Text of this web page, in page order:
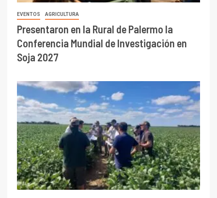
EVENTOS AGRICULTURA
Presentaron en la Rural de Palermo la
Conferencia Mundial de Investigación en
Soja 2027